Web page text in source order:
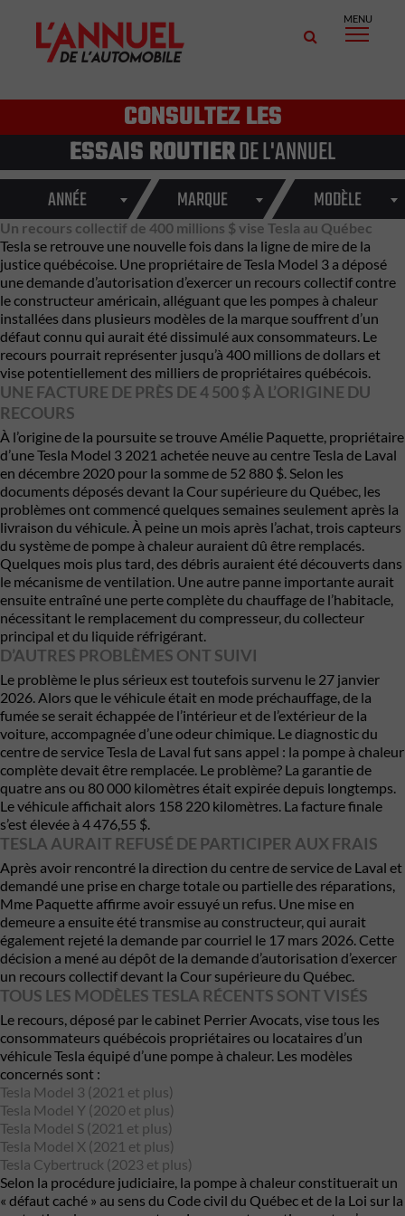
MENU
CONSULTEZ LES
ESSAIS ROUTIERDE L'ANNUEL
ANNÉE MARQUE MODÈLE
Un recours collectif de 400 millions $ vise Tesla au Québec
Tesla se retrouve une nouvelle fois dans la ligne de mire de la
justice québécoise. Une propriétaire de Tesla Model 3 a déposé
une demande d’autorisation d’exercer un recours collectif contre
le constructeur américain, alléguant que les pompes à chaleur
installées dans plusieurs modèles de la marque souffrent d’un
défaut connu qui aurait été dissimulé aux consommateurs. Le
recours pourrait représenter jusqu’à 400 millions de dollars et
vise potentiellement des milliers de propriétaires québécois.
UNE FACTURE DE PRÈS DE 4 500 $ À L’ORIGINE DU
RECOURS
À l’origine de la poursuite se trouve Amélie Paquette, propriétaire
d’une Tesla Model 3 2021 achetée neuve au centre Tesla de Laval
en décembre 2020 pour la somme de 52 880 $. Selon les
documents déposés devant la Cour supérieure du Québec, les
problèmes ont commencé quelques semaines seulement après la
livraison du véhicule. À peine un mois après l’achat, trois capteurs
du système de pompe à chaleur auraient dû être remplacés.
Quelques mois plus tard, des débris auraient été découverts dans
le mécanisme de ventilation. Une autre panne importante aurait
ensuite entraîné une perte complète du chauffage de l’habitacle,
nécessitant le remplacement du compresseur, du collecteur
principal et du liquide réfrigérant.
D’AUTRES PROBLÈMES ONT SUIVI
Le problème le plus sérieux est toutefois survenu le 27 janvier
2026. Alors que le véhicule était en mode préchauffage, de la
fumée se serait échappée de l’intérieur et de l’extérieur de la
voiture, accompagnée d’une odeur chimique. Le diagnostic du
centre de service Tesla de Laval fut sans appel : la pompe à chaleur
complète devait être remplacée. Le problème? La garantie de
quatre ans ou 80 000 kilomètres était expirée depuis longtemps.
Le véhicule affichait alors 158 220 kilomètres. La facture finale
s’est élevée à 4 476,55 $.
TESLA AURAIT REFUSÉ DE PARTICIPER AUX FRAIS
Après avoir rencontré la direction du centre de service de Laval et
demandé une prise en charge totale ou partielle des réparations,
Mme Paquette affirme avoir essuyé un refus. Une mise en
demeure a ensuite été transmise au constructeur, qui aurait
également rejeté la demande par courriel le 17 mars 2026. Cette
décision a mené au dépôt de la demande d’autorisation d’exercer
un recours collectif devant la Cour supérieure du Québec.
TOUS LES MODÈLES TESLA RÉCENTS SONT VISÉS
Le recours, déposé par le cabinet Perrier Avocats, vise tous les
consommateurs québécois propriétaires ou locataires d’un
véhicule Tesla équipé d’une pompe à chaleur. Les modèles
concernés sont :
Tesla Model 3 (2021 et plus)
Tesla Model Y (2020 et plus)
Tesla Model S (2021 et plus)
Tesla Model X (2021 et plus)
Tesla Cybertruck (2023 et plus)
Selon la procédure judiciaire, la pompe à chaleur constituerait un
« défaut caché » au sens du Code civil du Québec et de la Loi sur la